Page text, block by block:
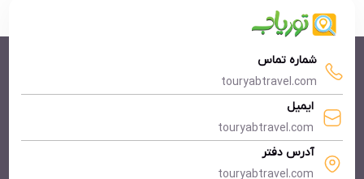
شماره تماس
touryabtravel.com
ایمیل
touryabtravel.com
آدرس دفتر
touryabtravel.com